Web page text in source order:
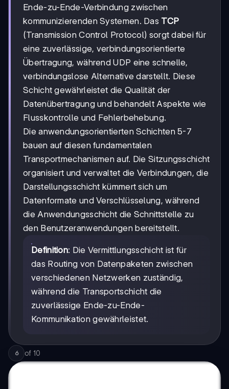
Ende-zu-Ende-Verbindung zwischen
kommunizierenden Systemen. Das TCP
(Transmission Control Protocol) sorgt dabei für
eine zuverlässige, verbindungsorientierte
Übertragung, während UDP eine schnelle,
verbindungslose Alternative darstellt. Diese
Schicht gewährleistet die Qualität der
Datenübertragung und behandelt Aspekte wie
Flusskontrolle und Fehlerbehebung.
Die anwendungsorientierten Schichten 5-7
bauen auf diesen fundamentalen
Transportmechanismen auf. Die Sitzungsschicht
organisiert und verwaltet die Verbindungen, die
Darstellungsschicht kümmert sich um
Datenformate und Verschlüsselung, während
die Anwendungsschicht die Schnittstelle zu
den Benutzeranwendungen bereitstellt.
Definition: Die Vermittlungsschicht ist für
das Routing von Datenpaketen zwischen
verschiedenen Netzwerken zuständig,
während die Transportschicht die
zuverlässige Ende-zu-Ende-
Kommunikation gewährleistet.
6 of 10